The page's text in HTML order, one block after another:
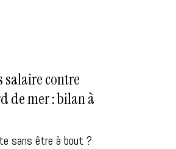
salaire contre
de mer : bilan à
sans être à bout ?